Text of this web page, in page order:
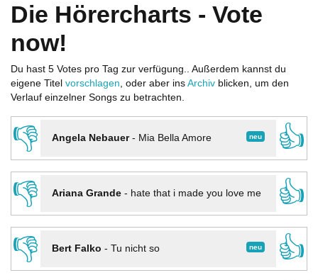
Die Hörercharts - Vote
now!
Du hast 5 Votes pro Tag zur verfügung.. Außerdem kannst du
eigene Titel vorschlagen, oder aber ins Archiv blicken, um den
Verlauf einzelner Songs zu betrachten.
👎 neu
Angela Nebauer- Mia Bella Amore
👍
👎
Ariana Grande- hate that i made you love me
👍
👎
neu
Bert Falko - Tu nicht so
👍